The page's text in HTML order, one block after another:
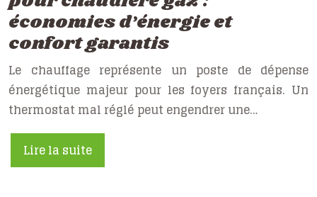
économies d’énergie et
confort garantis
Le chauffage représente un poste de dépense
énergétique majeur pour les foyers français. Un
thermostat mal réglé peut engendrer une…
Lire la suite